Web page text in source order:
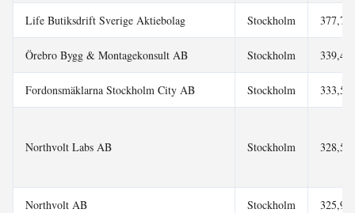
Life Butiksdrift Sverige Aktiebolag Stockholm 377,7
Örebro Bygg & Montagekonsult AB Stockholm 339,4
Fordonsmäklarna Stockholm City AB Stockholm 333,5
Northvolt Labs AB Stockholm 328,5
Northvolt AB Stockholm 325,9